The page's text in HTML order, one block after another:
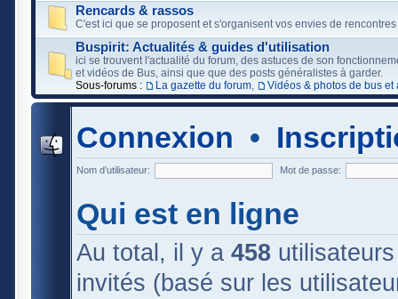
Rencards & rassos
C'est ici que se proposent et s'organisent vos envies de rencontres
Buspirit: Actualités & guides d'utilisation
ici se trouvent l'actualité du forum, des astuces de son
et vidéos de Bus, ainsi que que des posts généralistes à garder.
Sous-forums :
La gazette du forum, Vidéos & photos de bus et
Connexion •
Nom d’utilisateur: Mot de passe:
Qui est en ligne
Au total, il y a 458
invités (basé sur les